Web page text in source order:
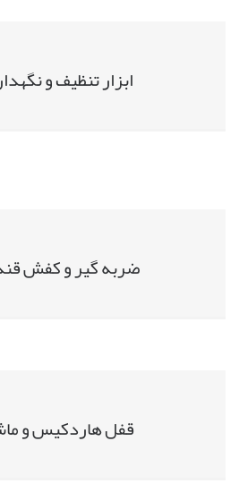
ابزار تنظیف و
ضربه گیر و کفش
قفل هاردکیس و